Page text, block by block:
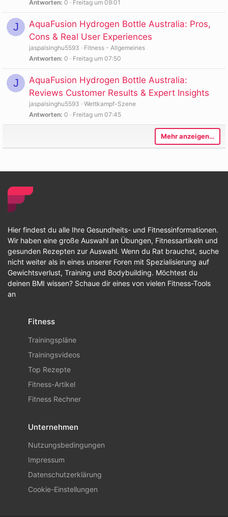
Antworten 0 Freitag um 09:01
J
AquaFusion Hydrogen Bottle Australia: Pros,
Cons & Real User Experiences
jaspalsinghu5593
Fitness - Allgemeines
Antworten 0 Freitag um 07:50
J
AquaFusion Hydrogen Bottle Australia:
Reviews Customer Results & Expert Insights
jaspalsinghu5593
Wettkampf-Szene
Antworten 0 Freitag um 07:45
Mehr anzeigen…
Hier findest du alle Ihre Gesundheits- und Fitnessinformationen.
Wir haben eine große Auswahl an Übungen, Fitnessartikeln und
gesunden Rezepten zur Auswahl. Wenn du Rat brauchst, suche
nicht weiter als in eines unserer Foren mit Spezialisierung auf
Gewichtsverlust, Training und Bodybuilding. Möchtest du
deinen BMI wissen? Schaue dir eines von vielen Fitness-Tools
an
Fitness
Trainingspläne
Trainingsvideos
Top Rezepte
Fitness-Artikel
Fitness Rechner
Unternehmen
Nutzungsbedingungen
Impressum
Datenschutzerklärung
Cookie-Einstellungen